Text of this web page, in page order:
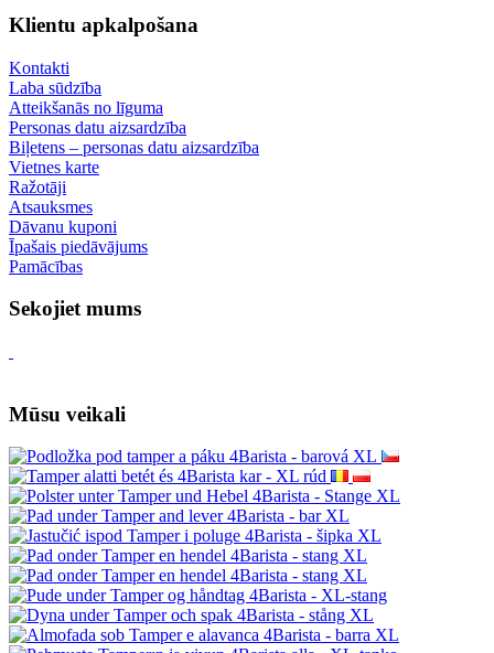
Klientu apkalpošana
Kontakti
Laba sūdzība
Atteikšanās no līguma
Personas datu aizsardzība
Biļetens – personas datu aizsardzība
Vietnes karte
Ražotāji
Atsauksmes
Dāvanu kuponi
Īpašais piedāvājums
Pamācības
Sekojiet mums
Mūsu veikali